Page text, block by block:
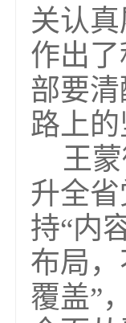
关认
作出
部要
路上
王
升全
持“内
布局
覆盖”